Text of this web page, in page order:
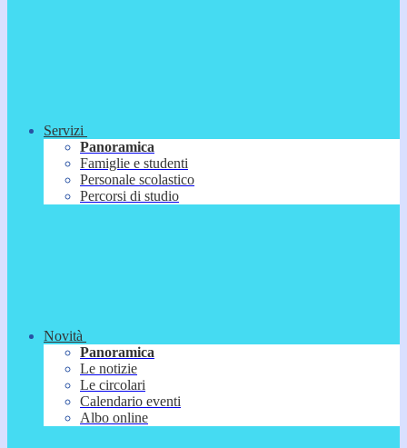
Servizi
Panoramica
Famiglie e studenti
Personale scolastico
Percorsi di studio
Novità
Panoramica
Le notizie
Le circolari
Calendario eventi
Albo online